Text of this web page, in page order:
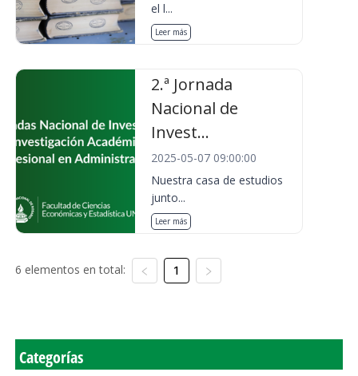
el l...
Leer más
2.ª Jornada
Nacional de
Invest...
2025-05-07 09:00:00
Nuestra casa de estudios
junto...
Leer más
6 elementos en total: 1
Categorías